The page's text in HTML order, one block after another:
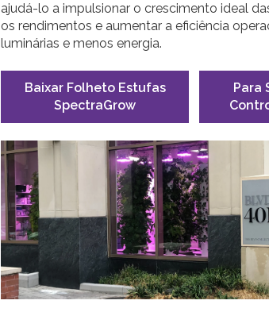
ajudá-lo a impulsionar o crescimento ideal
os rendimentos e aumentar a eficiência
luminárias e menos energia.
Baixar Folheto Estufas
SpectraGrow
Para